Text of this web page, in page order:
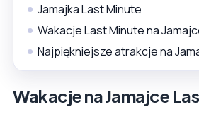
Jamajka Last Minute
Wakacje Last Minute na
Najpiękniejsze atrakcje na
Wakacje na Jamajce